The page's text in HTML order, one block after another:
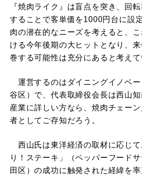
『焼肉ライク』は盲点を突き、回
することで客単価を1000円台に設
肉の潜在的なニーズを考えると、
ける今年後期の大ヒットとなり、
巻する可能性は充分にあると考えて
運営するのはダイニングイノベー
谷区）で、代表取締役会長は西山
産業に詳しい方なら、焼肉チェー
者としてご存知だろう。
西山氏は東洋経済の取材に応じて
り！ステーキ」（ペッパーフード
田区）の成功に触発された経緯を